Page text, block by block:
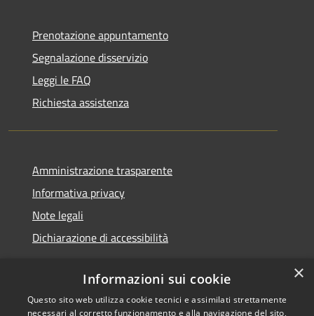
Prenotazione appuntamento
Segnalazione disservizio
Leggi le FAQ
Richiesta assistenza
Amministrazione trasparente
Informativa privacy
Note legali
Dichiarazione di accessibilità
RSS Copyright © 2026 • Comune di
×
Informazioni sui cookie
Questo sito web utilizza cookie tecnici e assimilati strettamente
necessari al corretto funzionamento e alla navigazione del sito,